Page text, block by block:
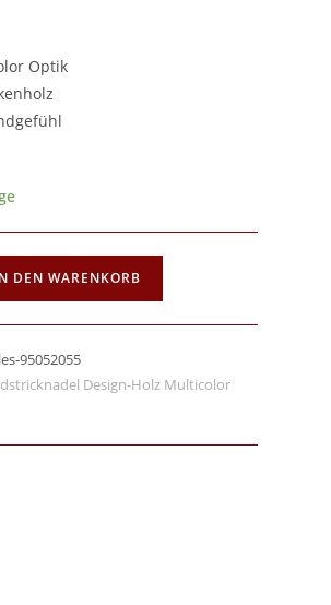
Optik
DEN WARENKORB
95052055
Design-Holz Multicolor